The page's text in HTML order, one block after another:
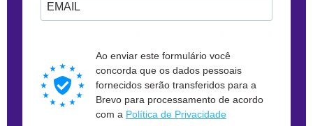
Ao enviar este formulário você
concorda que os dados pessoais
fornecidos serão transferidos para a
Brevo para processamento de acordo
com a Política de Privacidade